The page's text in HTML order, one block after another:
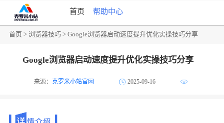
首页 帮助中心
首页 >浏览器技巧 > Google浏览器启动速度提升优化实操技巧分享
Google浏览器启动速度提升优化实操技巧分享
来源：克罗米小站官网 2025-09-16